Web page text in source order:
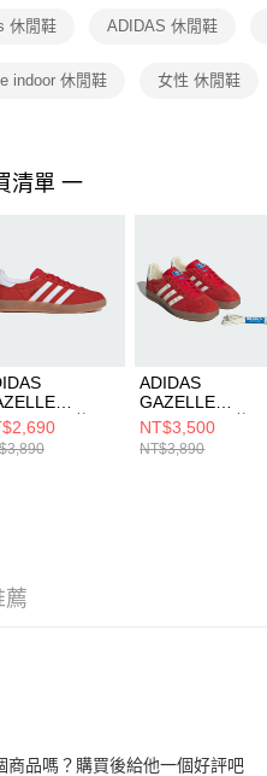
休閒鞋 ADIDAS 休閒鞋
indoor 休閒鞋 女性 休閒鞋
清單 一
男 休閒
ADIDAS
GAZELLE
INDOOR 男 休閒
鞋 IF1808
NT$3,500
NT$3,890
薦
商品嗎？購買後給他一個好評吧